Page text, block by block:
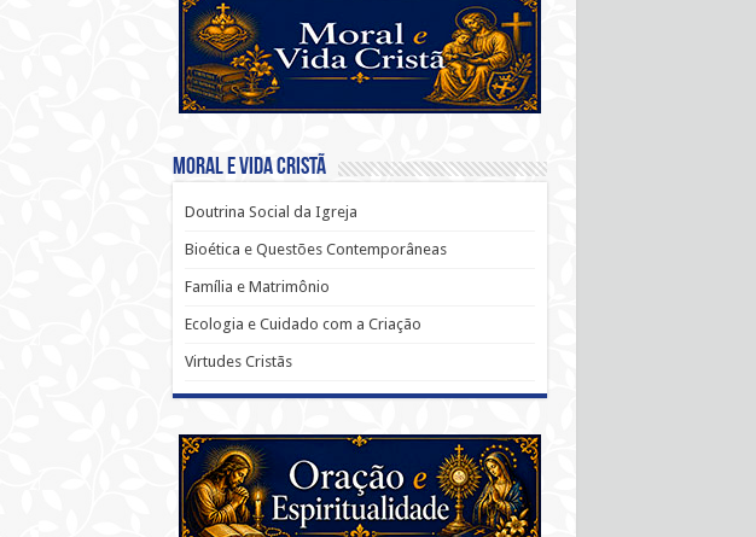
Moral e Vida Cristã
Doutrina Social da Igreja
Bioética e Questões Contemporâneas
Família e Matrimônio
Ecologia e Cuidado com a Criação
Virtudes Cristãs